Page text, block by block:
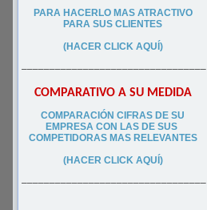
PARA HACERLO MAS ATRACTIVO
PARA SUS CLIENTES
(HACER CLICK AQUÍ)
–––––––––––––––––––––––––––––––––
COMPARATIVO A SU MEDIDA
COMPARACIÓN CIFRAS DE SU
EMPRESA CON LAS DE SUS
COMPETIDORAS MAS RELEVANTES
(HACER CLICK AQUÍ)
–––––––––––––––––––––––––––––––––